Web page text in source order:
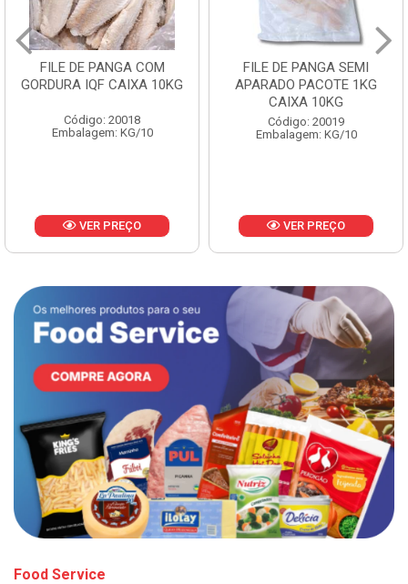
10KG
FILE DE PANGA SEMI
APARADO PACOTE 1KG
Código: 20019
Embalagem: KG/10
VER PREÇO
POLACA
PESCAMARES
Código:
Embalagem:
VER
Food Service